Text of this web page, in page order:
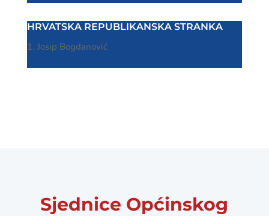
HRVATSKA REPUBLIKANSKA STRANKA
Josip Bogdanović
Sjednice Općinskog